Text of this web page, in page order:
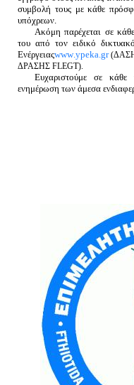
συμβολή τους με κάθε
υπόχρεων.
Ακόμη παρέχεται σε
του από τον ειδικό
Ενέργειαςwww.ypeka.gr
ΔΡΑΣΗΣ FLEGT).
Ευχαριστούμε σε
ενημέρωση των άμεσα